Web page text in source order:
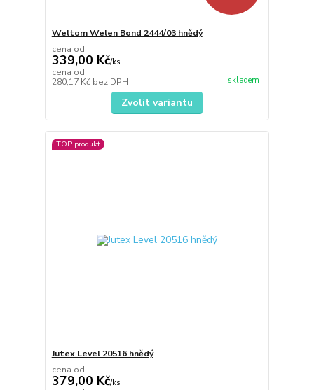
Weltom Welen Bond 2444/03 hnědý
cena od
339,00 Kč/ks
cena od
280,17 Kč bez DPH skladem
Zvolit variantu
TOP produkt
Jutex Level 20516 hnědý
cena od
379,00 Kč/ks